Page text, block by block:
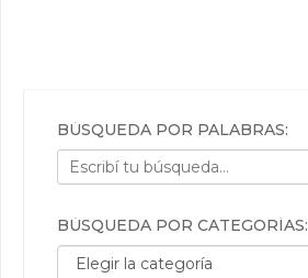
BÚSQUEDA POR PALABRAS:
BÚSQUEDA POR CATEGORÍAS:
Búsqueda por categorías: